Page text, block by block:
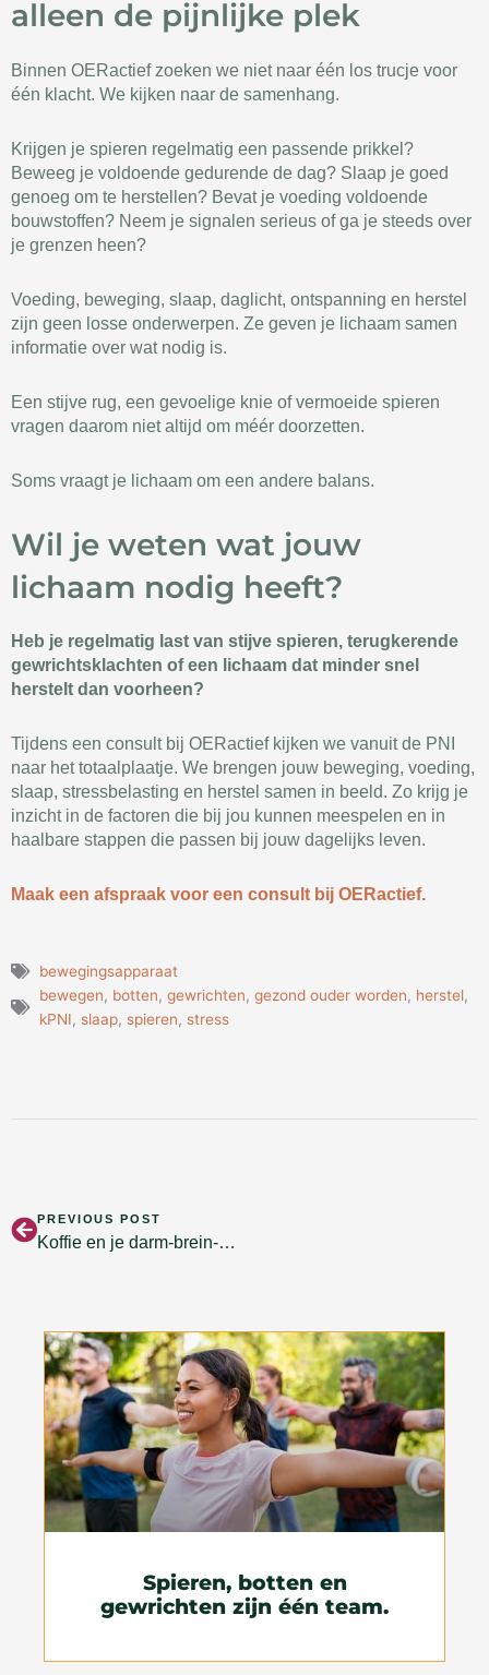
alleen de pijnlijke plek
Binnen OERactief zoeken we niet naar één los trucje voor
één klacht. We kijken naar de samenhang.
Krijgen je spieren regelmatig een passende prikkel?
Beweeg je voldoende gedurende de dag? Slaap je goed
genoeg om te herstellen? Bevat je voeding voldoende
bouwstoffen? Neem je signalen serieus of ga je steeds over
je grenzen heen?
Voeding, beweging, slaap, daglicht, ontspanning en herstel
zijn geen losse onderwerpen. Ze geven je lichaam samen
informatie over wat nodig is.
Een stijve rug, een gevoelige knie of vermoeide spieren
vragen daarom niet altijd om méér doorzetten.
Soms vraagt je lichaam om een andere balans.
Wil je weten wat jouw
lichaam nodig heeft?
Heb je regelmatig last van stijve spieren, terugkerende
gewrichtsklachten of een lichaam dat minder snel
herstelt dan voorheen?
Tijdens een consult bij OERactief kijken we vanuit de PNI
naar het totaalplaatje. We brengen jouw beweging, voeding,
slaap, stressbelasting en herstel samen in beeld. Zo krijg je
inzicht in de factoren die bij jou kunnen meespelen en in
haalbare stappen die passen bij jouw dagelijks leven.
Maak een afspraak voor een consult bij OERactief.
bewegingsapparaat
bewegen, botten, gewrichten, gezond ouder worden, herstel,
kPNI, slaap, spieren, stress
PREVIOUS POST
Koffie en je darm-brein-as: geeft jouw kop koffie energie of maskeert het vermoeidheid?
Spieren, botten en
gewrichten zijn één team.